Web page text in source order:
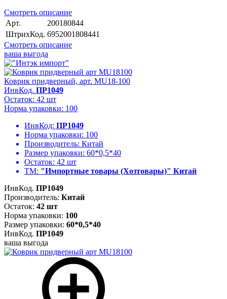
Смотреть описание
Арт.
200180844
ШтрихКод. 6952001808441
Смотреть описание
ваша выгода
Коврик придверный, арт. MU18-100
ИнвКод. ПР1049
Остаток: 42 шт
Норма упаковки: 100
ИнвКод: ПР1049
Норма упаковки: 100
Производитель: Китай
Размер упаковки: 60*0,5*40
Остаток: 42 шт
ТМ: "Импортные товары (Хозтовары)" Китай
ИнвКод. ПР1049
Производитель: Китай
Остаток: 42 шт
Норма упаковки: 100
Размер упаковки: 60*0,5*40
ИнвКод. ПР1049
ваша выгода